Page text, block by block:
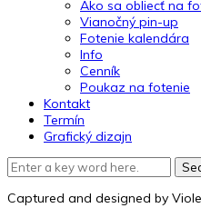
Ako sa obliecť na
Vianočný pin-up
Fotenie kalendára
Info
Cenník
Poukaz na fotenie
Kontakt
Termín
Grafický dizajn
Captured and designed by